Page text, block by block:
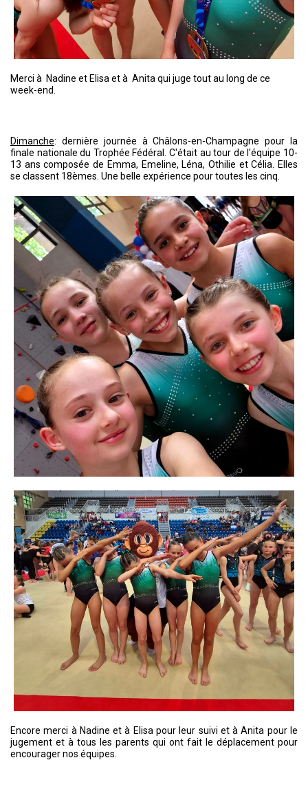
Merci à Nadine et Elisa et à Anita qui juge tout au long de ce
week-end.
Dimanche: dernière journée à Châlons-en-Champagne pour la
finale nationale du Trophée Fédéral. C'était au tour de l'équipe 10-
13 ans composée de Emma, Emeline, Léna, Othilie et Célia. Elles
se classent 18èmes. Une belle expérience pour toutes les cinq.
Encore merci à Nadine et à Elisa pour leur suivi et à Anita pour le
jugement et à tous les parents qui ont fait le déplacement pour
encourager nos équipes.